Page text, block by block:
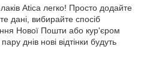
Atica легко! Просто додайте
дані, вибирайте спосіб
Нової Пошти або кур'єром
днів нові відтінки будуть